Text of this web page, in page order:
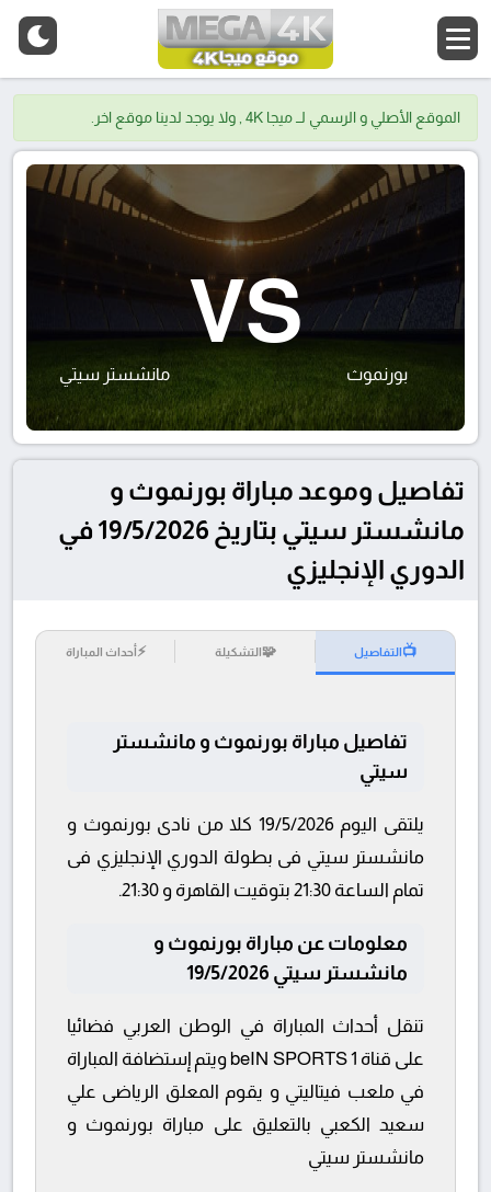
الموقع الأصلي و الرسمي لــ ميجا 4K , ولا يوجد لدينا موقع اخر.
بورنموث
VS
مانشستر سيتي
تفاصيل وموعد مباراة بورنموث و
مانشستر سيتي بتاريخ 19/5/2026 في
الدوري الإنجليزي
📺التفاصيل 🧩التشكيلة ⚡أحداث المباراة
تفاصيل مباراة بورنموث و مانشستر
سيتي
يلتقى اليوم 19/5/2026 كلا من نادى بورنموث و
مانشستر سيتي فى بطولة الدوري الإنجليزي فى
تمام الساعة 21:30 بتوقيت القاهرة و 21:30.
معلومات عن مباراة بورنموث و
مانشستر سيتي 19/5/2026
تنقل أحداث المباراة في الوطن العربي فضائيا
على قناة beIN SPORTS 1 ويتم إستضافة المباراة
في ملعب فيتاليتي و يقوم المعلق الرياضى علي
سعيد الكعبي بالتعليق على مباراة بورنموث و
مانشستر سيتي